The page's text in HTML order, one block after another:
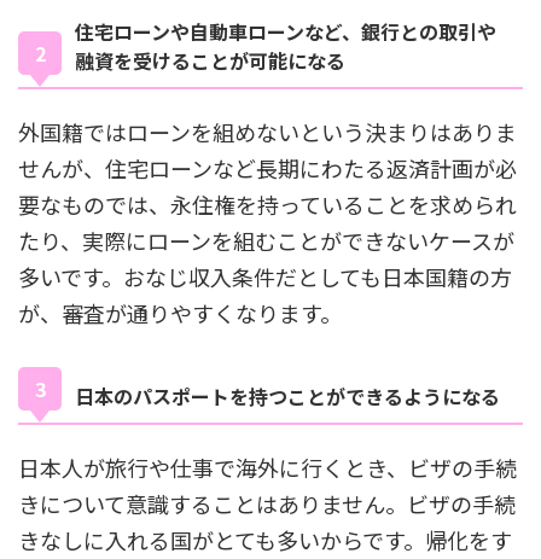
住宅ローンや自動車ローンなど、銀行との取引や
融資を受けることが可能になる
外国籍ではローンを組めないという決まりはありま
せんが、住宅ローンなど長期にわたる返済計画が必
要なものでは、永住権を持っていることを求められ
たり、実際にローンを組むことができないケースが
多いです。おなじ収入条件だとしても日本国籍の方
が、審査が通りやすくなります。
日本のパスポートを持つことができるようになる
日本人が旅行や仕事で海外に行くとき、ビザの手続
きについて意識することはありません。ビザの手続
きなしに入れる国がとても多いからです。帰化をす